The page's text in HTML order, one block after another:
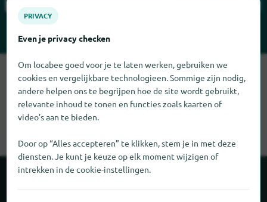
Sorry, we kunnen Bollinger op dit moment niet vinden. Als u
weet waar Bollinger te vinden is, zouden we het erg op prijs
stellen als u ons dat laat weten.
PRIVACY
Even je privacy checken
Om locabee goed voor je te laten werken, gebruiken we
cookies en vergelijkbare technologieen. Sommige zijn nodig,
andere helpen ons te begrijpen hoe de site wordt gebruikt,
relevante inhoud te tonen en functies zoals kaarten of
video’s aan te bieden.
Door op “Alles accepteren” te klikken, stem je in met deze
diensten. Je kunt je keuze op elk moment wijzigen of
intrekken in de cookie-instellingen.